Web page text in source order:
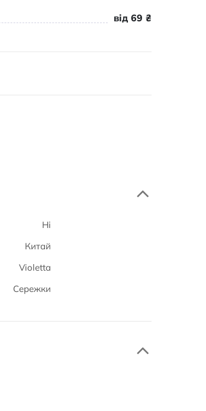
від 69 ₴
Ні
Китай
Violetta
Сережки